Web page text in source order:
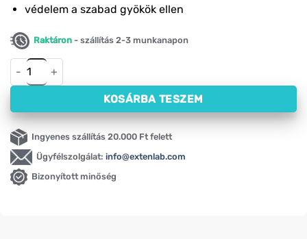
védelem a szabad gyökök ellen
Raktáron - szállítás 2-3 munkanapon
R-alfa-liponsav Swanson (R-ALA), 50 mg (60 kapszula)
KOSÁRBA TESZEM
Ingyenes szállítás 20.000 Ft felett
Ügyfélszolgálat: info@extenlab.com
Bizonyított minőség